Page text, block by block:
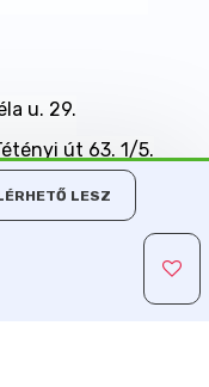
LESZ
u. 29.
út 63. 1/5.
Árukereső.hu